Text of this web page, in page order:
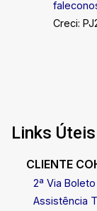
Creci:
Links Úteis
CLIENTE
2ª Via
Assistência